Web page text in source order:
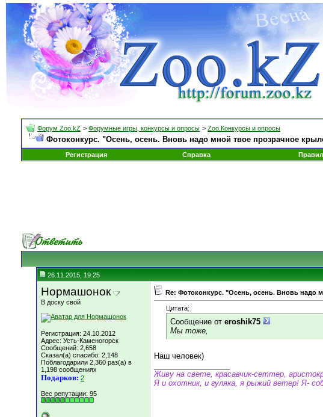
Форум Zoo.kZ > Форумные игры, конкурсы и опросы > Zoo.Конкурсы и опросы
Фотоконкурс. "Осень, осень. Вновь надо мной твое прозрачное
Регистрация Справка
26.11.2015, 19:25
Нормашонок
В доску свой
Регистрация: 24.10.2012
Адрес: Усть-Каменогорск
Сообщений: 2,658
Сказал(а) спасибо: 2,148
Поблагодарили 2,360 раз(а) в
1,198 сообщениях
Подарков: 2
Вес репутации: 95
Re: Фотоконкурс. "Осень, осень. Вновь надо
Цитата:
Сообщение от eroshik75
Мы тоже,
Наш человек)
Живу на свете, красавчик-сеттер,
Я и охотник, и гуляка, я рыжий ветер! Я-